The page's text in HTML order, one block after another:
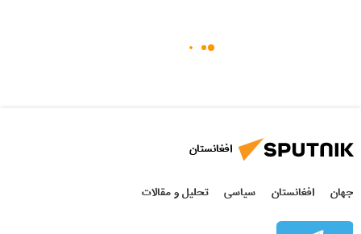
افغانستان
جهان افغانستان سیاسی تحلیل و مقالات